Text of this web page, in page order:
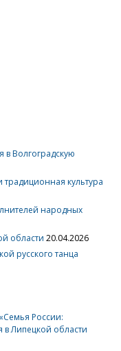
в Волгоградскую
культура
народных
области 20.04.2026
русского танца
России:
в Липецкой области